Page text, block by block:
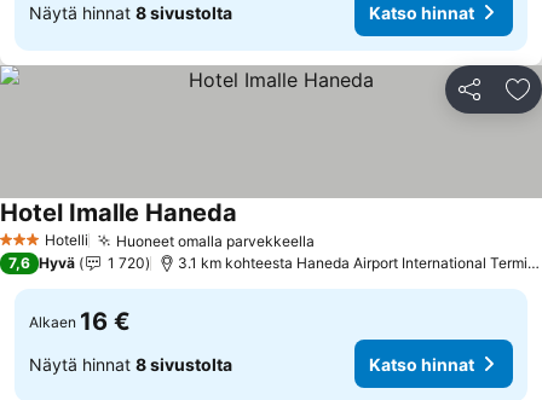
Näytä hinnat 8 sivustolta Katso hinnat
Jaa
3 Tähtiluokitus
Hotelli Huoneet omalla parvekkeella
Hotel Imalle Haneda
7,6 Hyvä 1 720 3.1 km kohteesta Haneda Airport International
Alkaen 16 €
Näytä hinnat 8 sivustolta Katso hinnat